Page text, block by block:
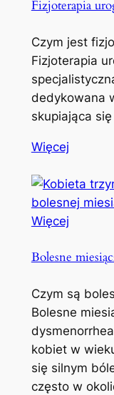
Fizjoterapia
Czym jest
Fizjoterapia
dedykowana
skupiająca
Więcej
Więcej
Bolesne
Czym są
Bolesne
kobiet w
się silnym
często w